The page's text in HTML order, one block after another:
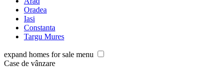
Oradea
Iasi
Constanta
Targu Mures
expand homes for sale menu
Case de vânzare